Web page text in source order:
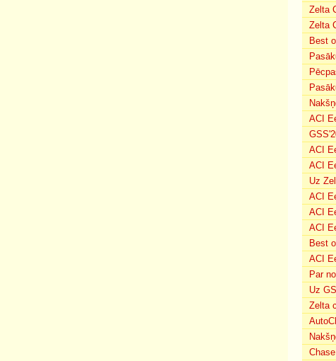
Zelta
Zelta
Best
ACI
ACI
ACI
Uz
ACI
ACI
ACI
Best
ACI
Par
Uz
Zelta